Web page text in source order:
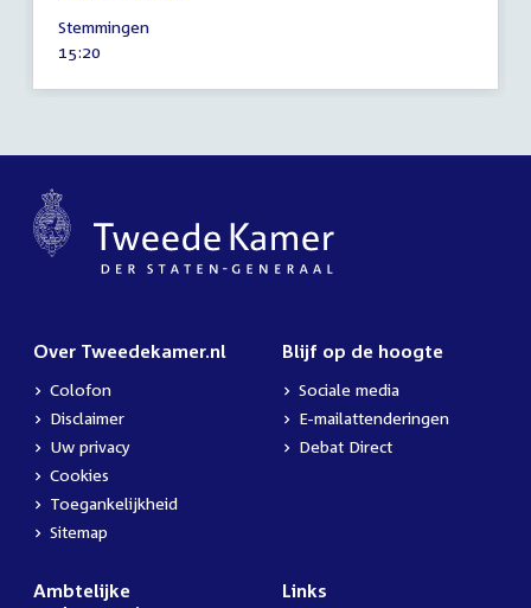
december
2023
Stemmingen
Tijd
15:20
Over Tweedekamer.nl
Colofon
Disclaimer
Uw privacy
Cookies
Toegankelijkheid
Sitemap
Blijf op de hoogte
Sociale media
E-mailattenderingen
Debat Direct
Ambtelijke
Links